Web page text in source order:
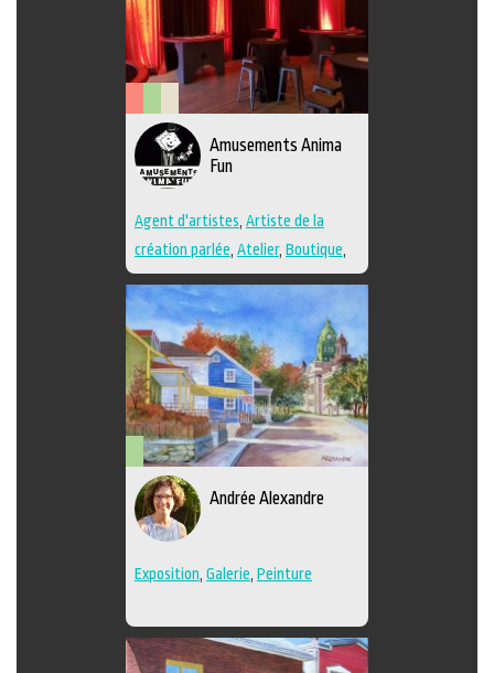
Arts
la
Arts
visuels
Savoir-
faire
Amusements Anima
Fun
Agent d'artistes Artiste de la
création parlée Atelier, Boutique
Performance,Techniques multiples
Arts
visuels
Andrée Alexandre
Exposition Galerie Peinture